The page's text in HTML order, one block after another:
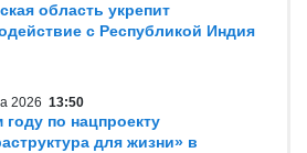
область укрепит
с Республикой Индия
2026 13:50
году по нацпроекту
для жизни» в